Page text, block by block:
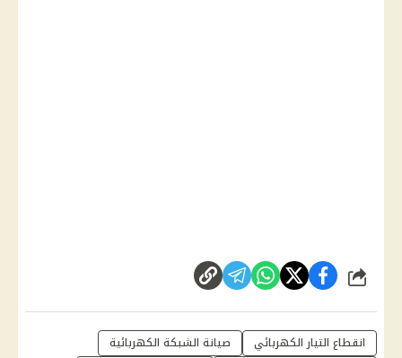
شارك
انقطاع التيار الكهربائي
صيانة الشبكة الكهربائية